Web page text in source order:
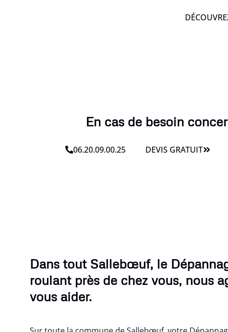
En cas de besoin
06.20.09.00.25 DEVIS GRATUIT
Dans tout Sallebœuf, le
roulant près de chez vous, nous
vous aider.